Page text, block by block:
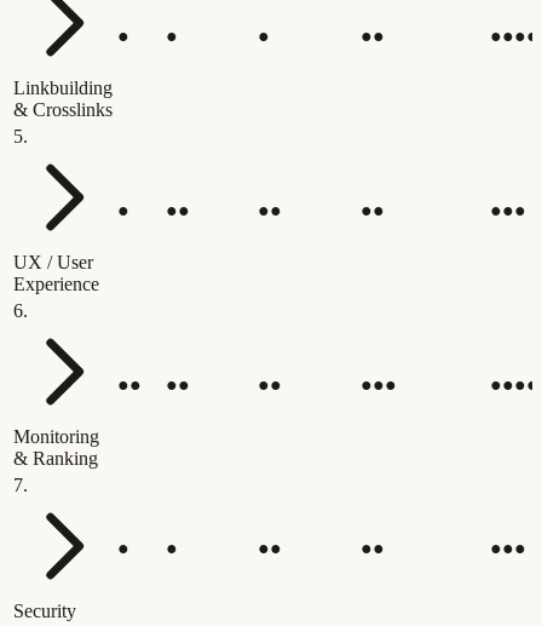
Linkbuilding
& Crosslinks
● ● ● ●● ●●●●
5.
UX / User
Experience
● ●● ●● ●● ●●●
6.
Monitoring
& Ranking
●● ●● ●● ●●● ●●●●
7.
Security
● ● ●● ●● ●●●